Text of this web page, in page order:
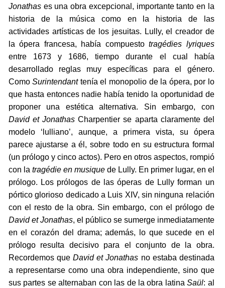
Jonathases una obra excepcional, importante tanto en la
historia de la música como en la historia de las
actividades artísticas de los jesuitas. Lully, el creador de
la ópera francesa, había compuestotragédies lyriques
entre 1673 y 1686, tiempo durante el cual había
desarrollado reglas muy específicas para el género.
ComoSurintendanttenía el monopolio de la ópera, por lo
que hasta entonces nadie había tenido la oportunidad de
proponer una estética alternativa. Sin embargo, con
David et Jonathas Charpentier se aparta claramente del
modelo ‘lulliano’, aunque, a primera vista, su ópera
parece ajustarse a él, sobre todo en su estructura formal
(un prólogo y cinco actos). Pero en otros aspectos, rompió
con la tragédie en musiquede Lully. En primer lugar, en el
prólogo. Los prólogos de las óperas de Lully forman un
pórtico glorioso dedicado a Luis XIV, sin ninguna relación
con el resto de la obra. Sin embargo, con el prólogo de
David et Jonathas, el público se sumerge inmediatamente
en el corazón del drama; además, lo que sucede en el
prólogo resulta decisivo para el conjunto de la obra.
Recordemos queDavid et Jonathas no estaba destinada
a representarse como una obra independiente, sino que
sus partes se alternaban con las de la obra latinaSaül: al